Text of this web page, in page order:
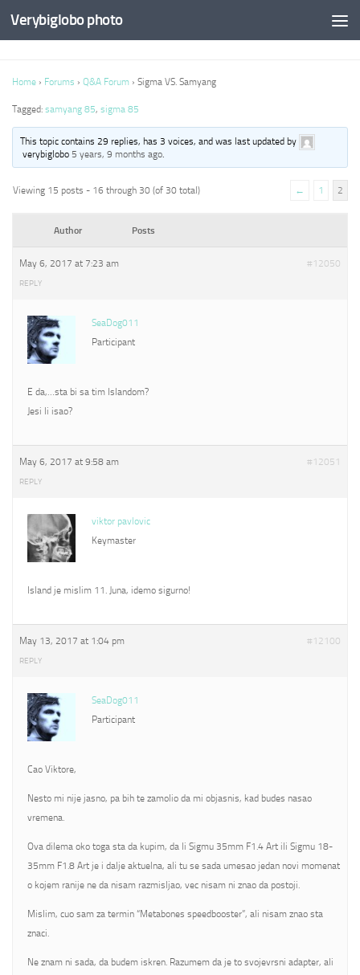
Verybiglobo photo
Home › Forums › Q&A Forum › Sigma VS. Samyang
Tagged: samyang 85, sigma 85
This topic contains 29 replies, has 3 voices, and was last updated by
verybiglobo 5 years, 9 months ago.
Viewing 15 posts - 16 through 30 (of 30 total) ← 1 2
Author Posts
May 6, 2017 at 7:23 am #12050
REPLY
SeaDog011
Participant
E da,…sta bi sa tim Islandom?
Jesi li isao?
May 6, 2017 at 9:58 am #12051
REPLY
viktor pavlovic
Keymaster
Island je mislim 11. Juna, idemo sigurno!
May 13, 2017 at 1:04 pm #12100
REPLY
SeaDog011
Participant
Cao Viktore,
Nesto mi nije jasno, pa bih te zamolio da mi objasnis, kad budes nasao
vremena.
Ova dilema oko toga sta da kupim, da li Sigmu 35mm F1.4 Art ili Sigmu 18-
35mm F1.8 Art je i dalje aktuelna, ali tu se sada umesao jedan novi momenat
o kojem ranije ne da nisam razmisljao, vec nisam ni znao da postoji.
Mislim, cuo sam za termin “Metabones speedbooster”, ali nisam znao sta
znaci.
Ne znam ni sada, da budem iskren. Razumem da je to svojevrsni adapter, ali